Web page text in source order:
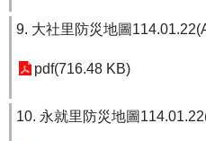
9. 大社里防災地圖
pdf(716.48 KB)
10. 永就里防災地圖